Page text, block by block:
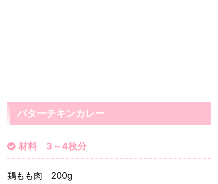
バターチキンカレー
材料 3～4枚分
鶏もも肉 200g